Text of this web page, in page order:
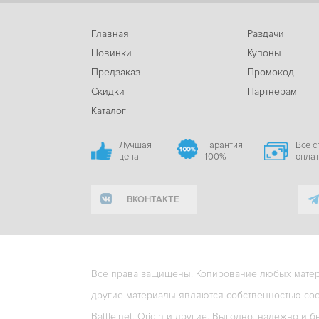
Главная
Новинки
Предзаказ
Скидки
Каталог
Раздачи
Купоны
Промокод
Партнерам
Лучшая
цена
Гарантия
100%
Все
ВКОНТАКТЕ
Все права защищены. Копирование любых
другие материалы являются собственностью
Battle.net, Origin и другие. Выгодно, надежно и